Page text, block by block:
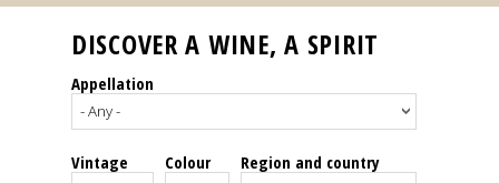
Our
events
Spirits
DISCOVER A WINE, A SPIRIT
Appellation
Vintage Colour Region and country